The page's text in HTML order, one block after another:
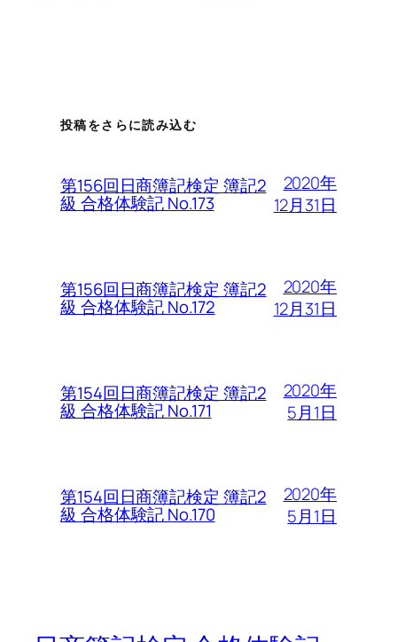
投稿をさらに読み込む
第156回日商簿記検定 簿記2
級 合格体験記 No.173
2020年
12月31日
第156回日商簿記検定 簿記2
級 合格体験記 No.172
2020年
12月31日
第154回日商簿記検定 簿記2
級 合格体験記 No.171
2020年
5月1日
第154回日商簿記検定 簿記2
級 合格体験記 No.170
2020年
5月1日